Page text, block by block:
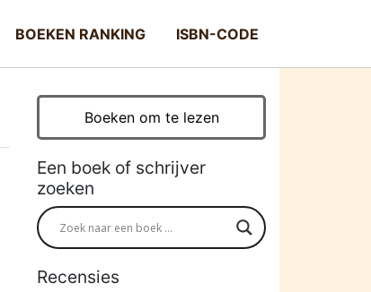
BOEKEN RANKING ISBN-CODE
Boeken om te lezen
Een boek of schrijver
zoeken
Recensies